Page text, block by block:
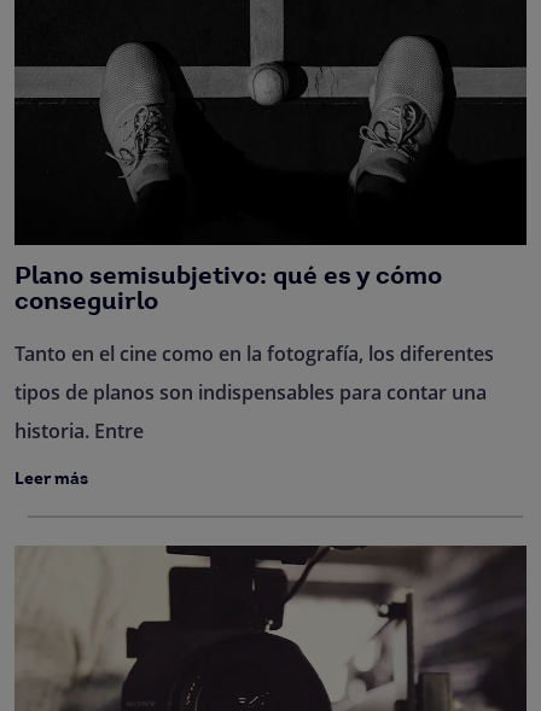
Plano semisubjetivo: qué es y cómo
conseguirlo
Tanto en el cine como en la fotografía, los diferentes
tipos de planos son indispensables para contar una
historia. Entre
Leer más